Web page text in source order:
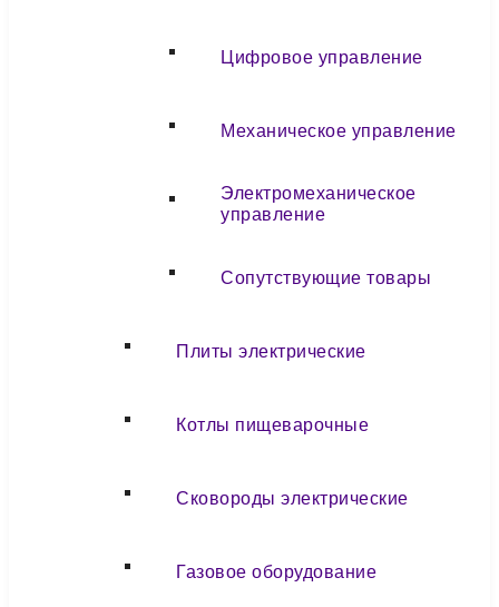
Цифровое управление
Механическое управление
Электромеханическое
управление
Сопутствующие товары
Плиты электрические
Котлы пищеварочные
Сковороды электрические
Газовое оборудование